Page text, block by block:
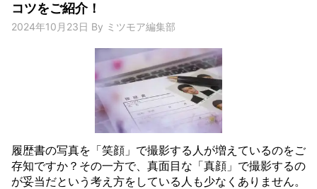
コツをご紹介！
2024年10月23日 By ミツモア編集部
履歴書の写真を「笑顔」で撮影する人が増えているのをご
存知ですか？その一方で、真面目な「真顔」で撮影するの
が妥当だという考え方をしている人も少なくありません。